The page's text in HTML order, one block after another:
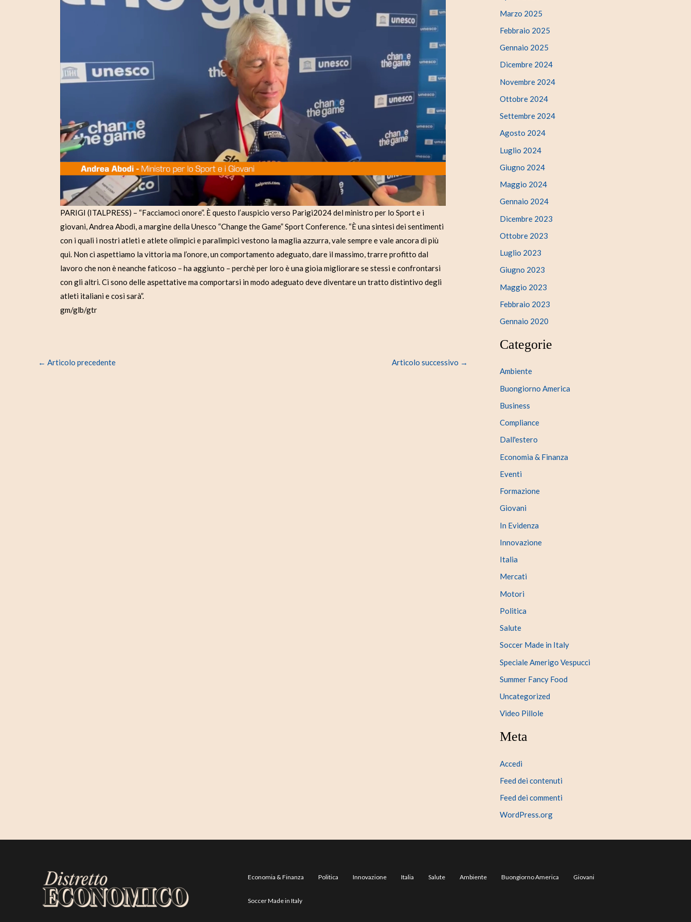
d
e
o
PARIGI (ITALPRESS) – “Facciamoci onore”. È questo l’auspicio verso Parigi2024 del ministro per lo Sport e i
giovani, Andrea Abodi, a margine della Unesco “Change the Game” Sport Conference. “È una sintesi dei sentimenti
con i quali i nostri atleti e atlete olimpici e paralimpici vestono la maglia azzurra, vale sempre e vale ancora di più
qui. Non ci aspettiamo la vittoria ma l’onore, un comportamento adeguato, dare il massimo, trarre profitto dal
lavoro che non è neanche faticoso – ha aggiunto – perchè per loro è una gioia migliorare se stessi e confrontarsi
con gli altri. Ci sono delle aspettative ma comportarsi in modo adeguato deve diventare un tratto distintivo degli
atleti italiani e così sarà”.
gm/glb/gtr
← Articolo precedente Articolo successivo →
Marzo 2025
Febbraio 2025
Gennaio 2025
Dicembre 2024
Novembre 2024
Ottobre 2024
Settembre 2024
Agosto 2024
Luglio 2024
Giugno 2024
Maggio 2024
Gennaio 2024
Dicembre 2023
Ottobre 2023
Luglio 2023
Giugno 2023
Maggio 2023
Febbraio 2023
Gennaio 2020
Categorie
Ambiente
Buongiorno America
Business
Compliance
Dall'estero
Economia & Finanza
Eventi
Formazione
Giovani
In Evidenza
Innovazione
Italia
Mercati
Motori
Politica
Salute
Soccer Made in Italy
Speciale Amerigo Vespucci
Summer Fancy Food
Uncategorized
Video Pillole
Meta
Accedi
Feed dei contenuti
Feed dei commenti
WordPress.org
Economia & Finanza Politica Innovazione Italia Salute Ambiente Buongiorno America Giovani
Soccer Made in Italy